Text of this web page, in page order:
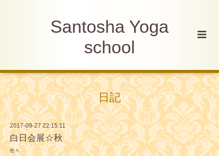
Santosha Yoga
school
日記
2017-09-27 22:15:11
白日会展☆秋
色々